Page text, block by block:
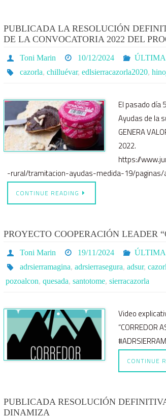
PUBLICADA LA RESOLUCIÓN
DE LA CONVOCATORIA 2022 DEL
Toni Marin 10/12/2024
cazorla, chilluévar, edlsierracazorla2020,
El pasado día
Ayudas de la
GENERA
2022.
https://
-rural/tramitacion-ayudas-medida-19/
CONTINUE READING
PROYECTO COOPERACIÓN LEADER
Toni Marin 19/11/2024
adrsierramagina, adrsierrasegura, adsur,
pozoalcon, quesada, santotome, sierracazorla
Video
“CORREDOR
CONTINUE
PUBLICADA RESOLUCIÓN
DINAMIZA